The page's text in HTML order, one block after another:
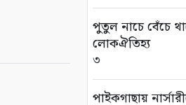
পুতুল নাচে বেঁচে
লোকঐতিহ্য
৩
পাইকগাছায়